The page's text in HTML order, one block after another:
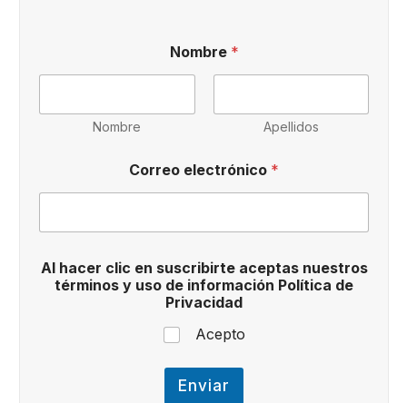
e
n
i
o
o
r
r
o
Nombre *
Nombre Apellidos
Correo electrónico *
Al hacer clic en suscribirte aceptas nuestros
términos y uso de información Política de
Privacidad
Acepto
Enviar